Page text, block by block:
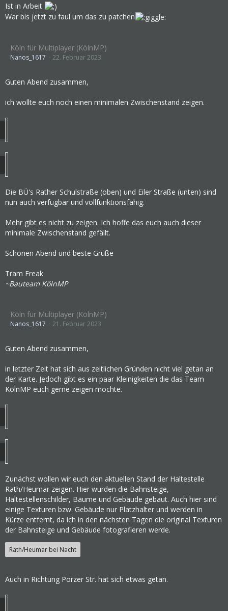
Ist in Arbeit
War bis jetzt zu faul um das zu patchen
Köln für Multiplayer (KölnMP)
Nanos_1617 22. Februar 2023
Guten Abend zusammen,
ich wollte euch noch einen minimalen Zwischenstand zeigen.
Die BÜ's Rather Schulstraße (oben) und Eiler Straße (unten) sind
nun auch verfügbar und vollfunktionsfähig.
Mehr gibt es nicht zu zeigen. Ich hoffe das euch auch dieser
minimale Zwischenstand gefällt.
Schönen Abend und beste Grüße
Tram Freak
~Bauteam KölnMP
Köln für Multiplayer (KölnMP)
Nanos_1617 21. Februar 2023
Guten Abend zusammen,
in letzter Zeit hat sich aus zeitlichen Gründen nicht viel getan an
der Karte. Jedoch gibt es ein paar Kleinigkeiten die das Team
KölnMP euch gerne zeigen möchte.
Zunächst wollen wir euch den aktuellen Stand der Haltestelle
Rath/Heumar zeigen. Hier wurden die Bahnsteige,
Haltestellenschilder, Bäume und Gebäude gebaut. Auch hier sind
einige Texturen bzw. Gebäude nur Platzhalter und werden in
Kürze entfernt, da ich in den nächsten Tagen die original Texturen
der Bahnsteige und Gebäude fotografieren werde.
Rath/Heumar bei Nacht
Auch in Richtung Porzer Str. hat sich etwas getan.